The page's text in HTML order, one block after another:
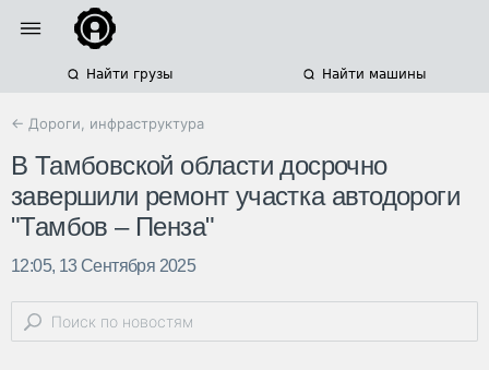
Найти грузы Найти машины
← Дороги, инфраструктура
В Тамбовской области досрочно
завершили ремонт участка автодороги
"Тамбов – Пенза"
12:05, 13 Сентября 2025